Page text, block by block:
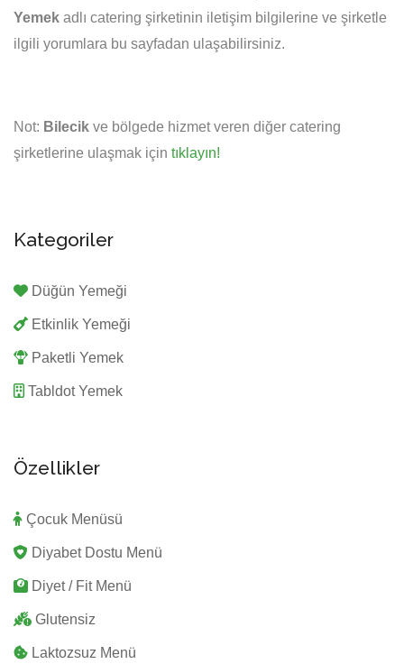
Yemek adlı catering şirketinin iletişim bilgilerine ve şirketle
ilgili yorumlara bu sayfadan ulaşabilirsiniz.
Not: Bilecik ve bölgede hizmet veren diğer catering
şirketlerine ulaşmak için tıklayın!
Kategoriler
Düğün Yemeği
Etkinlik Yemeği
Paketli Yemek
Tabldot Yemek
Özellikler
Çocuk Menüsü
Diyabet Dostu Menü
Diyet / Fit Menü
Glutensiz
Laktozsuz Menü